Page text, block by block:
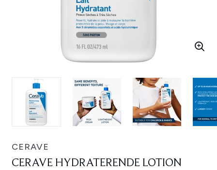
CERAVE
CERAVE HYDRATERENDE LOTION